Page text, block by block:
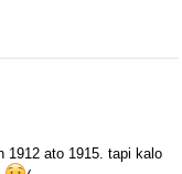
1912 ato 1915. tapi kalo